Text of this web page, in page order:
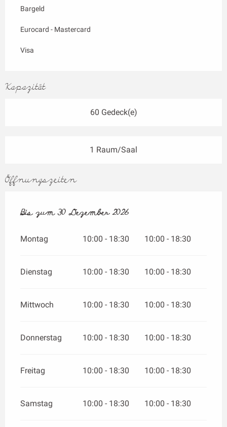
Bargeld
Eurocard - Mastercard
Visa
Kapazität
60 Gedeck(e)
1 Raum/Saal
Öffnungszeiten
vom2 Januar 2026bis zum
Bis zum30 Dezember 2026
Montag 10:00 - 18:30 10:00 - 18:30
Dienstag 10:00 - 18:30 10:00 - 18:30
Mittwoch 10:00 - 18:30 10:00 - 18:30
Donnerstag 10:00 - 18:30 10:00 - 18:30
Freitag 10:00 - 18:30 10:00 - 18:30
Samstag 10:00 - 18:30 10:00 - 18:30